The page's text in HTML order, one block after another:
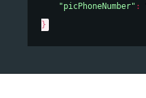
"picPhoneNumber" :
}